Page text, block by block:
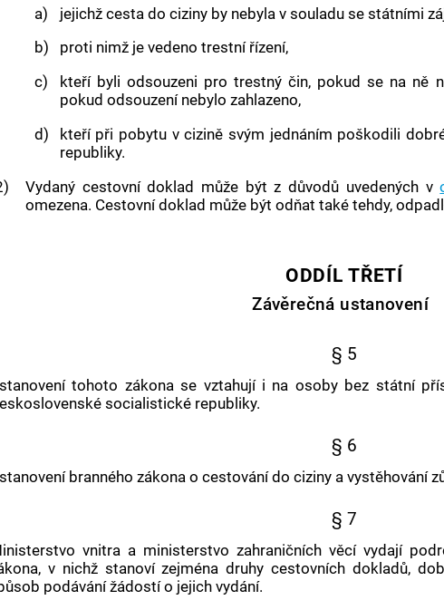
a)
jejichž cesta do ciziny by nebyla v souladu se státními
b)
proti nimž je vedeno trestní řízení,
c)
kteří byli odsouzeni pro trestný čin, pokud se na ně
pokud odsouzení nebylo zahlazeno,
d)
kteří při pobytu v cizině svým jednáním poškodili
republiky.
Vydaný cestovní doklad může být z důvodů uvedených v
omezena. Cestovní doklad může být odňat také tehdy,
ODDÍL TŘETÍ
Závěrečná ustanovení
§ 5
tohoto zákona se vztahují i na osoby bez státní
socialistické republiky.
§ 6
branného zákona o cestování do ciziny a vystěhování
§ 7
vnitra a ministerstvo zahraničních věcí vydají
v nichž stanoví zejména druhy cestovních dokladů,
podávání žádostí o jejich vydání.